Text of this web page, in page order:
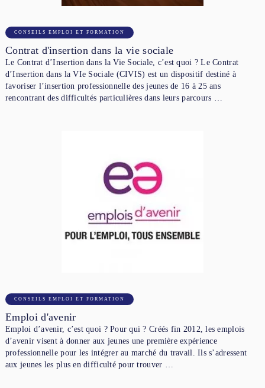
CONSEILS EMPLOI ET FORMATION
Contrat d'insertion dans la vie sociale
Le Contrat d’Insertion dans la Vie Sociale, c’est quoi ? Le Contrat
d’Insertion dans la VIe Sociale (CIVIS) est un dispositif destiné à
favoriser l’insertion professionnelle des jeunes de 16 à 25 ans
rencontrant des difficultés particulières dans leurs parcours …
CONSEILS EMPLOI ET FORMATION
Emploi d'avenir
Emploi d’avenir, c’est quoi ? Pour qui ? Créés fin 2012, les emplois
d’avenir visent à donner aux jeunes une première expérience
professionnelle pour les intégrer au marché du travail. Ils s’adressent
aux jeunes les plus en difficulté pour trouver …